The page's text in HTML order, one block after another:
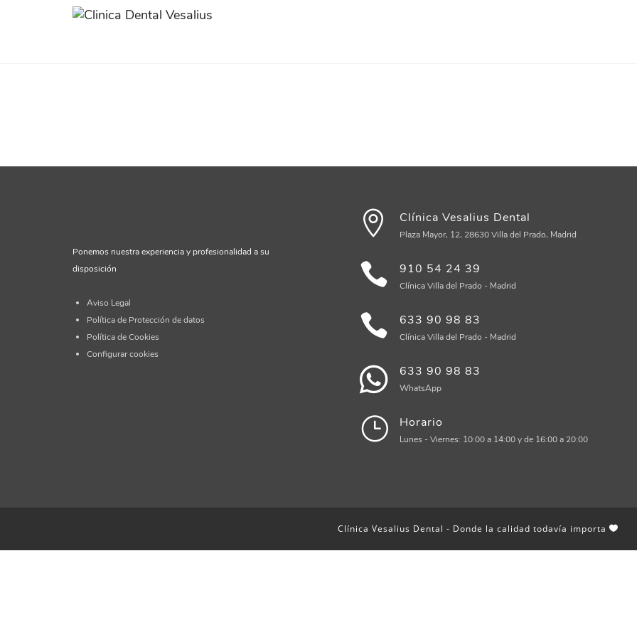
Ponemos nuestra experiencia y profesionalidad a su
disposición
Aviso Legal
Política de Protección de datos
Política de Cookies
Configurar cookies
Clínica Vesalius Dental
Plaza Mayor, 12, 28630 Villa del Prado, Madrid
910 54 24 39
Clínica Villa del Prado - Madrid
633 90 98 83
Clínica Villa del Prado - Madrid
633 90 98 83
WhatsApp
Horario
Lunes - Viernes: 10:00 a 14:00 y de 16:00 a 20:00
Clínica Vesalius Dental - Donde la calidad todavía importa